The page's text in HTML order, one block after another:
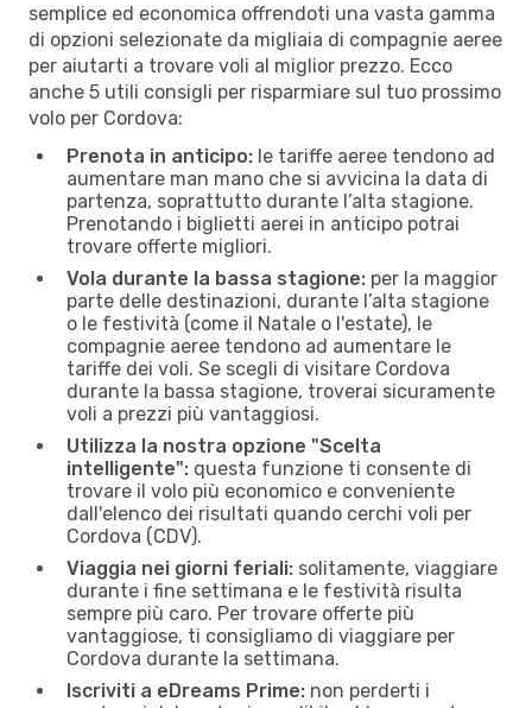
semplice ed economica offrendoti una vasta gamma
di opzioni selezionate da migliaia di compagnie aeree
per aiutarti a trovare voli al miglior prezzo. Ecco
anche 5 utili consigli per risparmiare sul tuo prossimo
volo per Cordova:
Prenota in anticipo: le tariffe aeree tendono ad
aumentare man mano che si avvicina la data di
partenza, soprattutto durante l’alta stagione.
Prenotando i biglietti aerei in anticipo potrai
trovare offerte migliori.
Vola durante la bassa stagione: per la maggior
parte delle destinazioni, durante l’alta stagione
o le festività (come il Natale o l'estate), le
compagnie aeree tendono ad aumentare le
tariffe dei voli. Se scegli di visitare Cordova
durante la bassa stagione, troverai sicuramente
voli a prezzi più vantaggiosi.
Utilizza la nostra opzione "Scelta
intelligente": questa funzione ti consente di
trovare il volo più economico e conveniente
dall'elenco dei risultati quando cerchi voli per
Cordova (CDV).
Viaggia nei giorni feriali: solitamente, viaggiare
durante i fine settimana e le festività risulta
sempre più caro. Per trovare offerte più
vantaggiose, ti consigliamo di viaggiare per
Cordova durante la settimana.
Iscriviti a eDreams Prime: non perderti i